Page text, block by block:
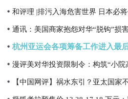
和评理 |排污入海危害世界 日本必
通讯：美国商家抱怨对华“脱钩”损
杭州亚运会各项筹备工作进入最
漫评美对华投资限制令：构筑“小院
【中国网评】祸水东引？亚太国家